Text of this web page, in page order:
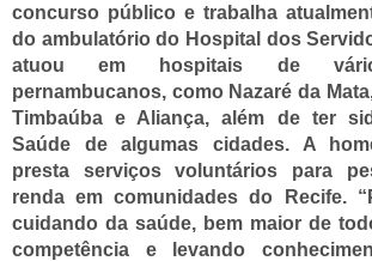
concurso público e trabalha
do ambulatório do Hospital dos
atuou em hospitais de
pernambucanos, como Nazaré da
Timbaúba e Aliança, além de ter
Saúde de algumas cidades. A
presta serviços voluntários para
renda em comunidades do Recife.
cuidando da saúde, bem maior de
competência e levando